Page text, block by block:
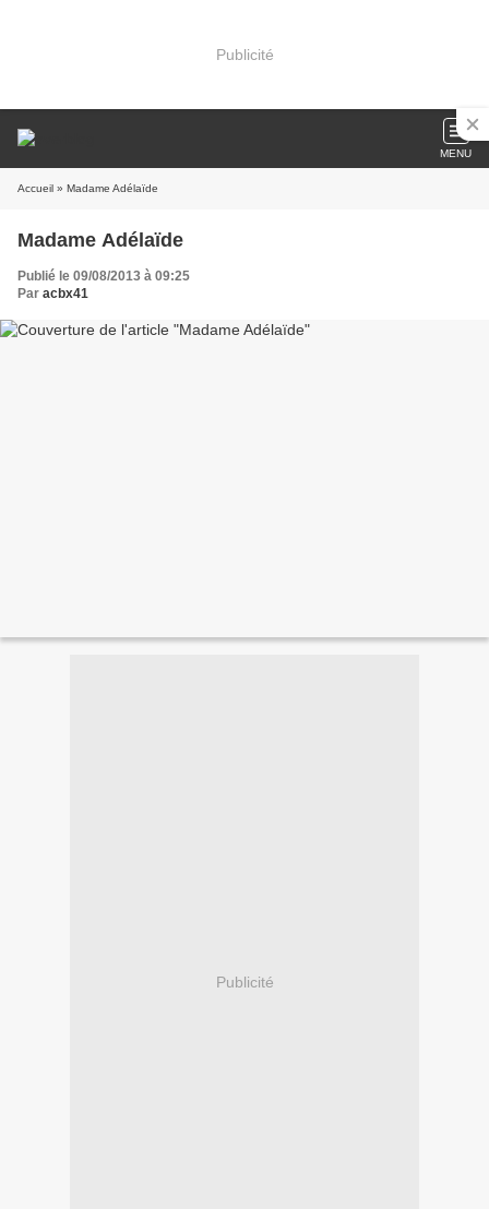
Publicité
MENU
Accueil » Madame Adélaïde
Madame Adélaïde
Publié le 09/08/2013 à 09:25
Par acbx41
Publicité